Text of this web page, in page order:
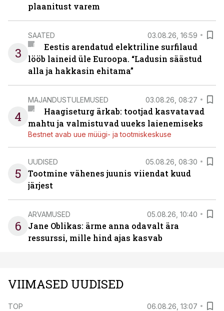
plaanitust varem
3
SAATED 03.08.26, 16:59
Eestis arendatud elektriline surfilaud
lööb laineid üle Euroopa. “Ladusin säästud
alla ja hakkasin ehitama”
4
MAJANDUSTULEMUSED 03.08.26, 08:27
Haagiseturg ärkab: tootjad kasvatavad
mahtu ja valmistuvad uueks laienemiseks
Bestnet avab uue müügi- ja tootmiskeskuse
5
UUDISED 05.08.26, 08:30
Tootmine vähenes juunis viiendat kuud
järjest
6
ARVAMUSED 05.08.26, 10:40
Jane Oblikas: ärme anna odavalt ära
ressurssi, mille hind ajas kasvab
VIIMASED UUDISED
TOP 06.08.26, 13:07